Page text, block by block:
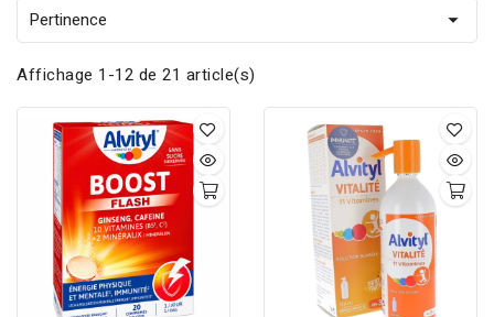
Pertinence 
Affichage 1-12 de 21 article(s)